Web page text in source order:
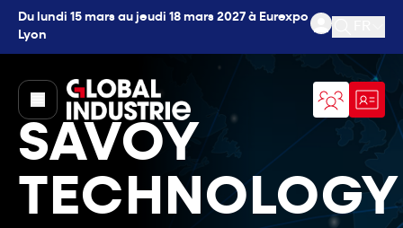
Du lundi 15 mars au jeudi 18 mars 2027 à Eurexpo
Lyon
Ouvrir
page.home
SAVOY
TECHNOLOGY